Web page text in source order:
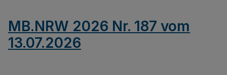
MB.NRW 2026 Nr. 187 vom
13.07.2026